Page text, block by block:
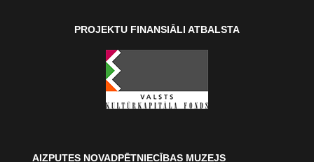
PROJEKTU FINANSIĀLI ATBALSTA
AIZPUTES NOVADPĒTNIECĪBAS MUZEJS